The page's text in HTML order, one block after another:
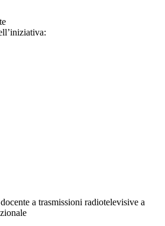
a trasmissioni radiotelevisive a